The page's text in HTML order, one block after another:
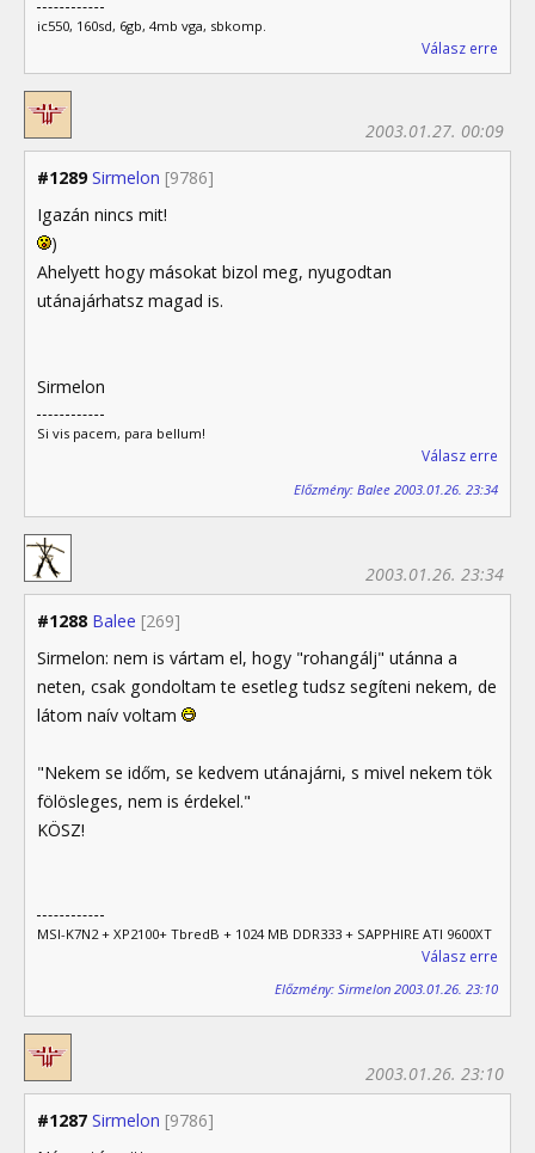
ic550, 160sd, 6gb, 4mb vga, sbkomp.
Válasz erre
#1289 Sirmelon [9786]
2003.01.27. 00:09
Igazán nincs mit!
)
Ahelyett hogy másokat bizol meg, nyugodtan
utánajárhatsz magad is.
Sirmelon
Si vis pacem, para bellum!
Válasz erre
Előzmény: Balee 2003.01.26. 23:34
#1288 Balee [269]
2003.01.26. 23:34
Sirmelon: nem is vártam el, hogy "rohangálj" utánna a
neten, csak gondoltam te esetleg tudsz segíteni nekem, de
látom naív voltam
"Nekem se időm, se kedvem utánajárni, s mivel nekem tök
fölösleges, nem is érdekel."
KÖSZ!
MSI-K7N2 + XP2100+ TbredB + 1024 MB DDR333 + SAPPHIRE ATI 9600XT
Válasz erre
Előzmény: Sirmelon 2003.01.26. 23:10
#1287 Sirmelon [9786]
2003.01.26. 23:10